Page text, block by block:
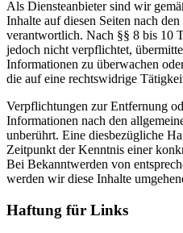
Als Diensteanbieter sind wir
Inhalte auf diesen Seiten nach
verantwortlich. Nach §§ 8 bis 10
jedoch nicht verpflichtet,
Informationen zu überwachen
die auf eine rechtswidrige
Verpflichtungen zur Entfernung
Informationen nach den
unberührt. Eine diesbezügliche
Zeitpunkt der Kenntnis einer
Bei Bekanntwerden von
werden wir diese Inhalte
Haftung für Links